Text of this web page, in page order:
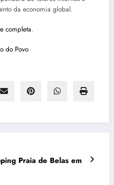
da economia global.
completa.
do Povo
Praia de Belas em